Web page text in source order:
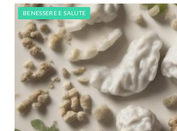
BENESSERE E SALUTE